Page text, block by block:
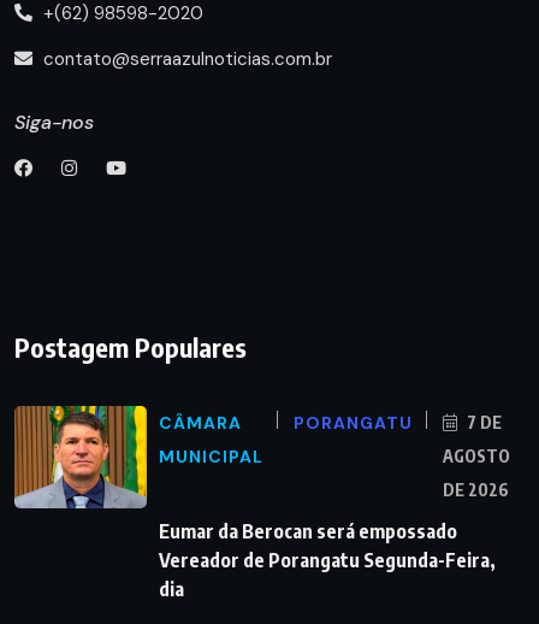
+(62) 98598-2020
contato@serraazulnoticias.com.br
Siga-nos
Postagem Populares
CÂMARA
MUNICIPAL
PORANGATU
7 DE
AGOSTO
DE 2026
Eumar da Berocan será empossado
Vereador de Porangatu Segunda-Feira,
dia